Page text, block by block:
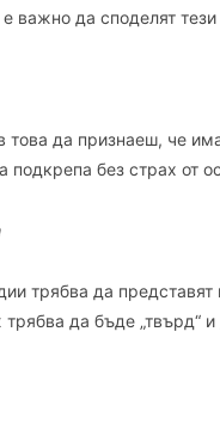
важно да споделят тези
в това да признаеш, че
подкрепа без страх от
трябва да представят
да бъде „твърд“ и